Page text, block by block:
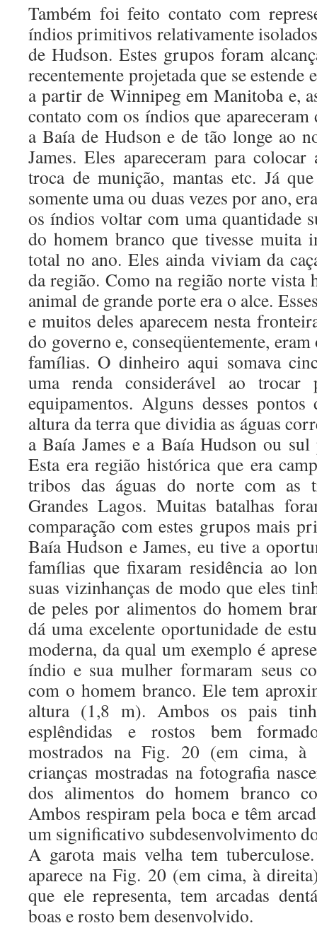
Também foi feito contato com
índios primitivos relativamente
de Hudson. Estes grupos foram
recentemente projetada que se estende
a partir de Winnipeg em Manitoba e,
contato com os índios que apareceram
a Baía de Hudson e de tão longe ao
James. Eles apareceram para
troca de munição, mantas etc. Já
somente uma ou duas vezes por ano,
os índios voltar com uma quantidade
do homem branco que tivesse muita
total no ano. Eles ainda viviam da
da região. Como na região norte vista
animal de grande porte era o alce.
e muitos deles aparecem nesta
do governo e, conseqüentemente,
famílias. O dinheiro aqui somava
uma renda considerável ao
equipamentos. Alguns desses
altura da terra que dividia as águas
a Baía James e a Baía Hudson ou
Esta era região histórica que era
tribos das águas do norte com as
Grandes Lagos. Muitas batalhas
comparação com estes grupos mais
Baía Hudson e James, eu tive a
famílias que fixaram residência ao
suas vizinhanças de modo que eles
de peles por alimentos do homem
dá uma excelente oportunidade de
moderna, da qual um exemplo é
índio e sua mulher formaram seus
com o homem branco. Ele tem
altura (1,8 m). Ambos os pais
esplêndidas e rostos bem
mostrados na Fig. 20 (em cima, à
crianças mostradas na fotografia
dos alimentos do homem branco
Ambos respiram pela boca e têm
um significativo subdesenvolvimento
A garota mais velha tem
aparece na Fig. 20 (em cima, à
que ele representa, tem arcadas
boas e rosto bem desenvolvido.